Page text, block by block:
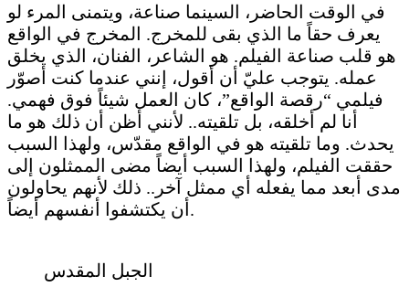
في الوقت الحاضر، السينما صناعة، ويتمنى المرء لو
يعرف حقاً ما الذي بقى للمخرج. المخرج في الواقع
هو قلب صناعة الفيلم. هو الشاعر، الفنان، الذي يخلق
عمله. يتوجب عليّ أن أقول، إنني عندما كنت أصوّر
فيلمي “رقصة الواقع”، كان العمل شيئاً فوق فهمي.
أنا لم أخلقه، بل تلقيته.. لأنني أظن أن ذلك هو ما
يحدث. وما تلقيته هو في الواقع مقدّس، ولهذا السبب
حققت الفيلم، ولهذا السبب أيضاً مضى الممثلون إلى
مدى أبعد مما يفعله أي ممثل آخر.. ذلك لأنهم يحاولون
أن يكتشفوا أنفسهم أيضاً.
الجبل المقدس